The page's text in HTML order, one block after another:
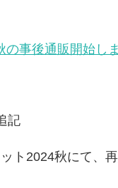
の事後通販開始し
記
ト2024秋にて、